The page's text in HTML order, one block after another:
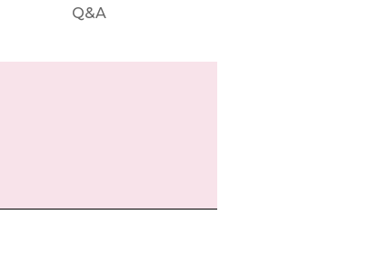
Q&A